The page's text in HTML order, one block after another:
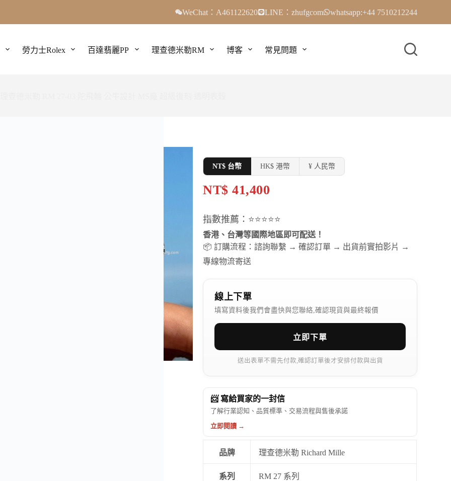
WeChat：A461122620 LINE：zhufgcom whatsapp:+44 7510212244
勞力士Rolex 百達翡麗PP 理查德米勒RM 博客 常見問題
NT$ 台幣 HK$ 港幣 ¥ 人民幣
NT$ 41,400
指數推薦：⭐⭐⭐⭐⭐
香港、台灣等國際地區即可配送！
📦 訂購流程：諮詢聯繫 → 確認訂單 → 出貨前實拍影片 →
專線物流寄送
線上下單
填寫資料後我們會盡快與您聯絡,確認現貨與最終報價
立即下單
送出表單不需先付款,確認訂單後才安排付款與出貨
📨 寫給買家的一封信
了解行業認知、品質標準、交易流程與售後承諾
立即閱讀 →
品牌 理查德米勒 Richard Mille
系列 RM 27 系列